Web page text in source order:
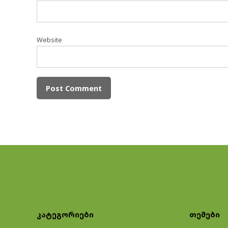
Website
კატეგორიები თემები